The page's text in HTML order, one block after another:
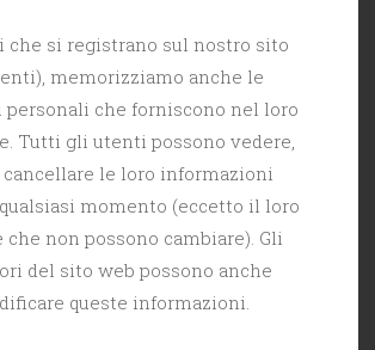
che si registrano sul nostro sito
memorizziamo anche le
che forniscono nel loro
Tutti gli utenti possono vedere,
le loro informazioni
momento (eccetto il loro
non possono cambiare). Gli
del sito web possono anche
queste informazioni.